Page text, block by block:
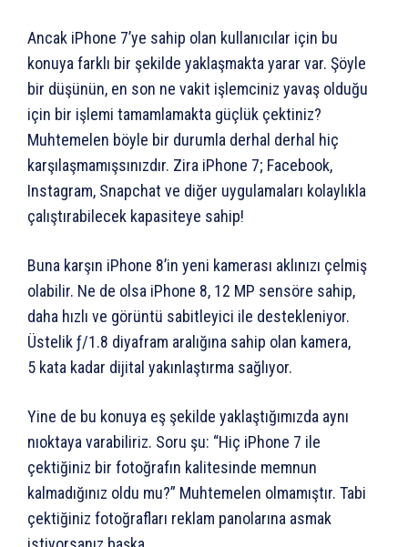
Ancak iPhone 7’ye sahip olan kullanıcılar için bu
konuya farklı bir şekilde yaklaşmakta yarar var. Şöyle
bir düşünün, en son ne vakit işlemciniz yavaş olduğu
için bir işlemi tamamlamakta güçlük çektiniz?
Muhtemelen böyle bir durumla derhal derhal hiç
karşılaşmamışsınızdır. Zira iPhone 7; Facebook,
Instagram, Snapchat ve diğer uygulamaları kolaylıkla
çalıştırabilecek kapasiteye sahip!
Buna karşın iPhone 8’in yeni kamerası aklınızı çelmiş
olabilir. Ne de olsa iPhone 8, 12 MP sensöre sahip,
daha hızlı ve görüntü sabitleyici ile destekleniyor.
Üstelik ƒ/1.8 diyafram aralığına sahip olan kamera,
5 kata kadar dijital yakınlaştırma sağlıyor.
Yine de bu konuya eş şekilde yaklaştığımızda aynı
nıoktaya varabiliriz. Soru şu: “Hiç iPhone 7 ile
çektiğiniz bir fotoğrafın kalitesinde memnun
kalmadığınız oldu mu?” Muhtemelen olmamıştır. Tabi
çektiğiniz fotoğrafları reklam panolarına asmak